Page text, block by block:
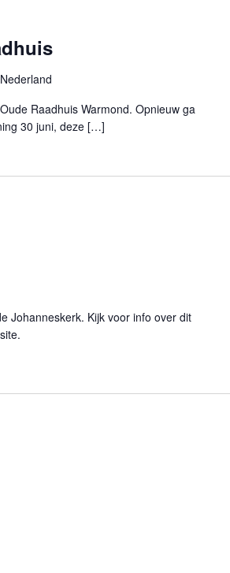
Raadhuis Warmond. Opnieuw ga
30 juni, deze […]
Johanneskerk. Kijk voor info over dit